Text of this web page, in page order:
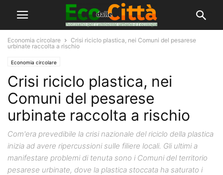
Economia circolare
Crisi riciclo plastica, nei Comuni del pesarese
urbinate raccolta a rischio
Economia circolare
Crisi riciclo plastica, nei
Comuni del pesarese
urbinate raccolta a rischio
Com'era prevedibile la crisi nazionale del riciclo della plastica
inizia ad avere ripercussioni sulle filiere locali. Gli ultimi a
manifestare problemi di tenuta sono i Comuni del territorio
pesarese urbinate, dove la plastica stoccata ha saturato i